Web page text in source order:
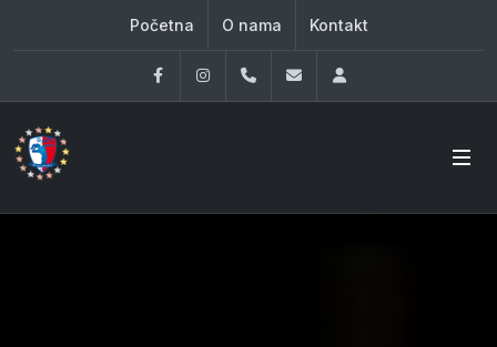
Početna O nama Kontakt
FacebookInstagram060 33 86 930